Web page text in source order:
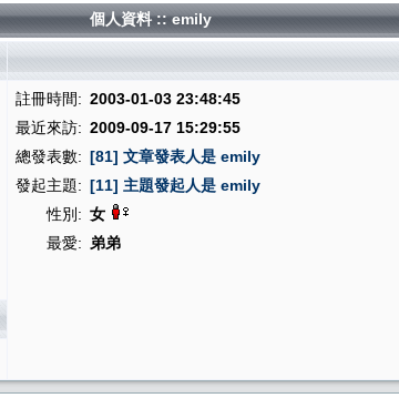
個人資料 :: emily
註冊時間: 2003-01-03 23:48:45
最近來訪: 2009-09-17 15:29:55
總發表數: [81] 文章發表人是 emily
發起主題: [11] 主題發起人是 emily
性別: 女
最愛:
弟弟